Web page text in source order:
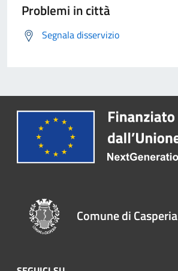
Problemi in città
Segnala disservizio
Comune di Casperia